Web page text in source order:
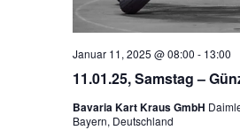
11.01.25, Samstag –
Januar 11, 2025 @ 08:00 - 13:00
Bavaria Kart Kraus GmbH
Bayern, Deutschland